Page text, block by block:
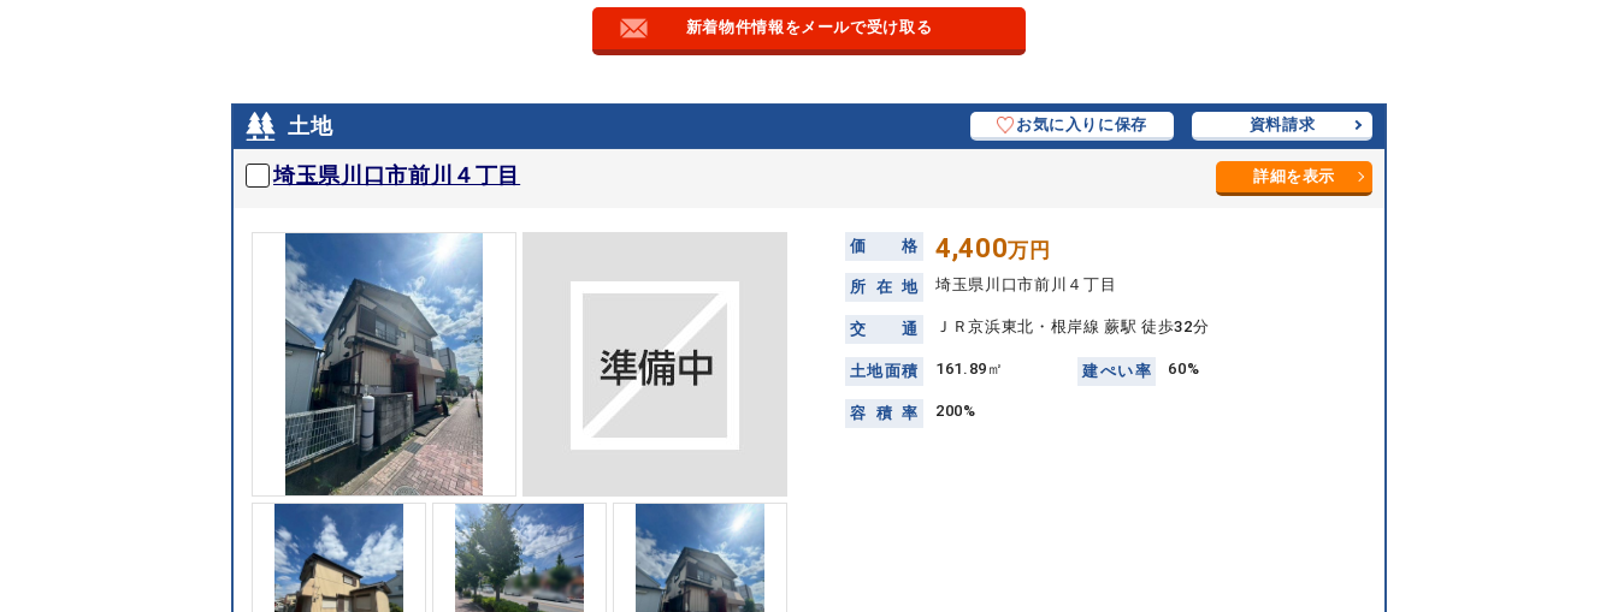
新着物件情報をメールで受け取る
土地 お気に入りに保存 資料請求
埼玉県川口市前川４丁目 詳細を表示
価 格 4,400万円
所 在 地 埼玉県川口市前川４丁目
交 通 ＪＲ京浜東北・根岸線 蕨駅 徒歩32分
土地面積 161.89㎡ 建ぺい率 60%
容 積 率 200%